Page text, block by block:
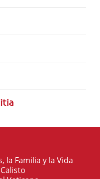
la Familia y la Vida